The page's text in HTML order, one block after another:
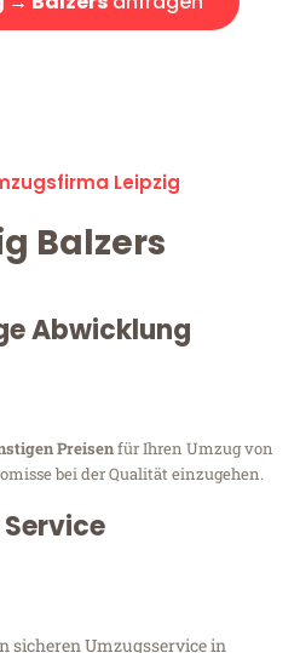
Leipzig
Balzers
Abwicklung
Preisenfür Ihren Umzug von
bei der Qualität einzugehen.
sicheren Umzugsservice in